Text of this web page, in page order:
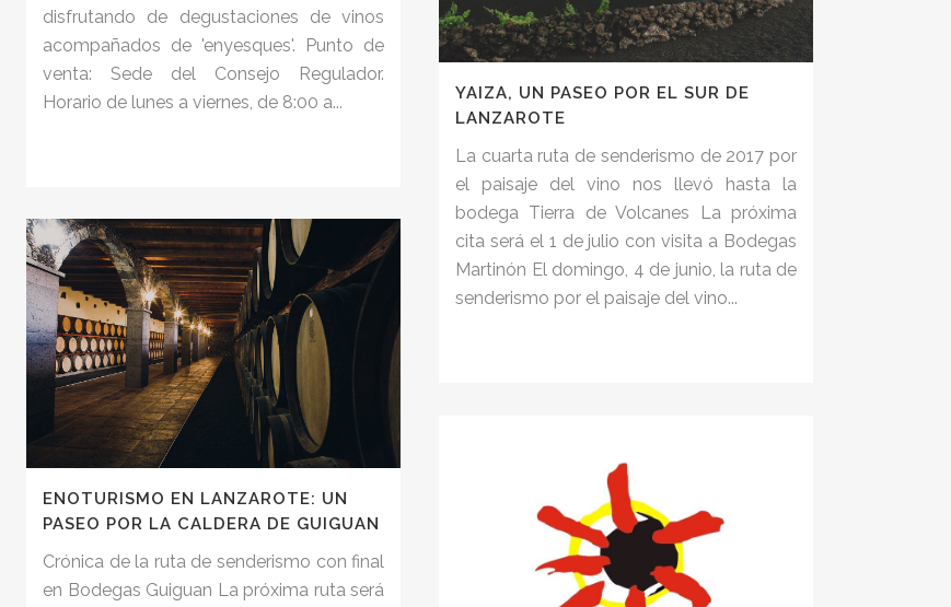
disfrutando de degustaciones de vinos
acompañados de 'enyesques'. Punto de
venta: Sede del Consejo Regulador.
Horario de lunes a viernes, de 8:00 a...
YAIZA, UN PASEO POR EL SUR DE
LANZAROTE
La cuarta ruta de senderismo de 2017 por
el paisaje del vino nos llevó hasta la
bodega Tierra de Volcanes La próxima
cita será el 1 de julio con visita a Bodegas
Martinón El domingo, 4 de junio, la ruta de
senderismo por el paisaje del vino...
ENOTURISMO EN LANZAROTE: UN
PASEO POR LA CALDERA DE GUIGUAN
Crónica de la ruta de senderismo con final
en Bodegas Guiguan La próxima ruta será